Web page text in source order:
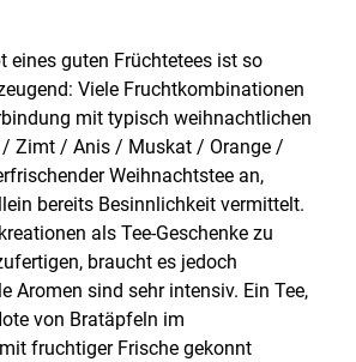
eines guten Früchtetees ist so
Viele Fruchtkombinationen
mit typisch weihnachtlichen
/ Zimt / Anis / Muskat / Orange /
Weihnachtstee an,
bereits Besinnlichkeit vermittelt.
als Tee-Geschenke zu
braucht es jedoch
Aromen sind sehr intensiv. Ein Tee,
von Bratäpfeln im
fruchtiger Frische gekonnt